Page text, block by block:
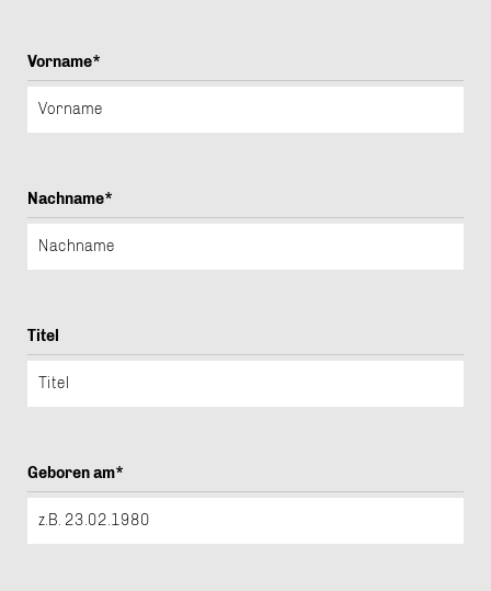
Vorname*
Nachname*
Titel
Geboren am*